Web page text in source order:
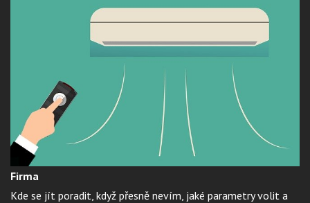
Firma
Kde se jít poradit, když přesně nevím, jaké parametry volit a